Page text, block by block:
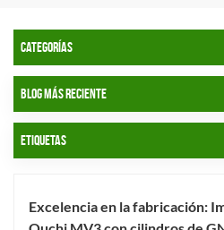
CATEGORÍAS
BLOG MÁS RECIENTE
ETIQUETAS
Excelencia en la fabricación: